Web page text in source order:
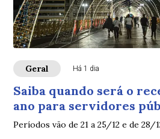
Geral Há 1 dia
Saiba quando será o
ano para servidores
Períodos vão de 21 a 25/12 e de 28/